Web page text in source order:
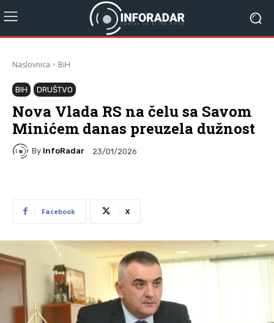
Naslovnica BiH
BIH DRUŠTVO
Nova Vlada RS na čelu sa Savom
Minićem danas preuzela dužnost
By InfoRadar 23/01/2026
Facebook X